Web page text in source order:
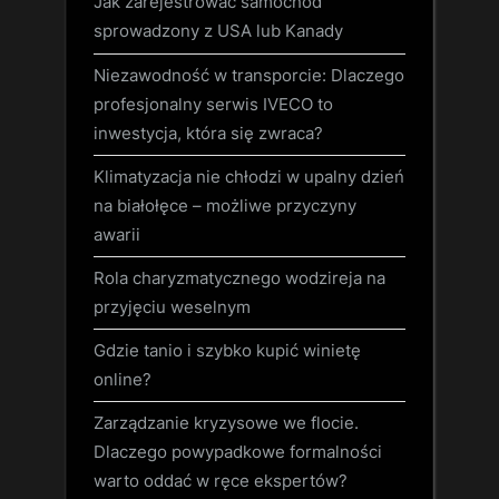
sprowadzony z USA lub Kanady
Niezawodność w transporcie: Dlaczego
profesjonalny serwis IVECO to
inwestycja, która się zwraca?
Klimatyzacja nie chłodzi w upalny dzień
na białołęce – możliwe przyczyny
awarii
Rola charyzmatycznego wodzireja na
przyjęciu weselnym
Gdzie tanio i szybko kupić winietę
online?
Zarządzanie kryzysowe we flocie.
Dlaczego powypadkowe formalności
warto oddać w ręce ekspertów?